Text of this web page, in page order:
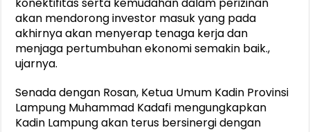
konektifitas serta kemudahan dalam perizinan
akan mendorong investor masuk yang pada
akhirnya akan menyerap tenaga kerja dan
menjaga pertumbuhan ekonomi semakin baik.,
ujarnya.
Senada dengan Rosan, Ketua Umum Kadin Provinsi
Lampung Muhammad Kadafi mengungkapkan
Kadin Lampung akan terus bersinergi dengan